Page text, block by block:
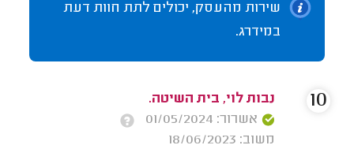
שירות מהעסק, יכולים לתת חוות דעת
במידרג.
נבות לוי, בית השיטה.
אשרור: 01/05/2024
משוב: 18/06/2023
10